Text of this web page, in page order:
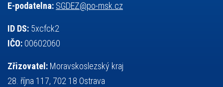
E-podatelna: SGDEZ@po-msk.cz
ID DS: 5xcfck2
IČO: 00602060
Zřizovatel: Moravskoslezský kraj
28. října 117, 702 18 Ostrava